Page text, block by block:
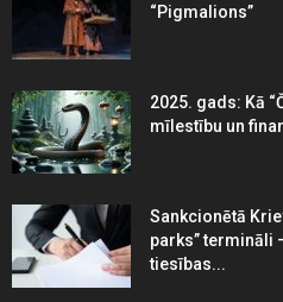
“Pigmalions”
2025. gads: Kā
mīlestību un
Sankcionētā
parks” termināli
tiesības...